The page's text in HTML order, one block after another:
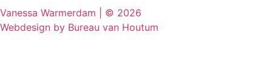
Vanessa Warmerdam | © 2026
Webdesign by Bureau van Houtum